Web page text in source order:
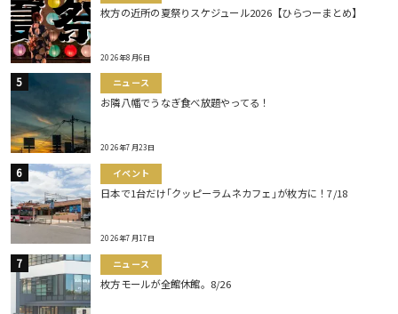
枚方の近所の夏祭りスケジュール2026【ひらつーまとめ】
2026年8月6日
ニュース
お隣八幡でうなぎ食べ放題やってる！
2026年7月23日
イベント
日本で1台だけ｢クッピーラムネカフェ｣が枚方に！7/18
2026年7月17日
ニュース
枚方モールが全館休館。8/26